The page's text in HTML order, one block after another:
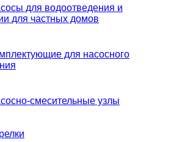
для водоотведения и
для частных домов
для насосного
смесительные узлы